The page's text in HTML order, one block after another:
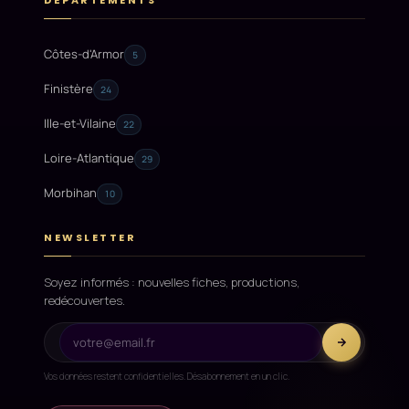
Côtes-d'Armor 5
Finistère 24
Ille-et-Vilaine 22
Loire-Atlantique 29
Morbihan 10
NEWSLETTER
Soyez informés : nouvelles fiches, productions,
redécouvertes.
Vos données restent confidentielles. Désabonnement en un clic.